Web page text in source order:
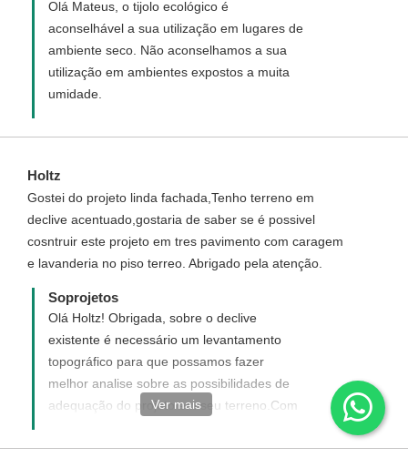
Olá Mateus, o tijolo ecológico é
aconselhável a sua utilização em lugares de
ambiente seco. Não aconselhamos a sua
utilização em ambientes expostos a muita
umidade.
Holtz
Gostei do projeto linda fachada,Tenho terreno em
declive acentuado,gostaria de saber se é possivel
cosntruir este projeto em tres pavimento com caragem
e lavanderia no piso terreo. Abrigado pela atenção.
Soprojetos
Olá Holtz! Obrigada, sobre o declive
existente é necessário um levantamento
topográfico para que possamos fazer
melhor analise sobre as possibilidades de
adequação do projeto em seu terreno.Com
pavimento depende muito do calculo
Ver mais